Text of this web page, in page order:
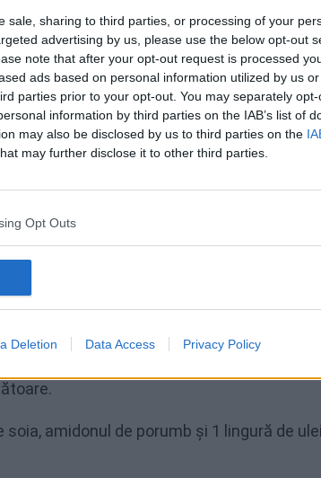
sale, sharing to third parties, or processing of your
advertising by us, please use the below opt-out
note that after your opt-out request is processed
ads based on personal information utilized by us
parties prior to your opt-out. You may separately
information by third parties on the IAB’s list of
may also be disclosed by us to third parties on the
may further disclose it to other third parties.
Opt Outs
Deletion Data Access Privacy Policy
legumele: ardeii, morcovii și ceapa. Taie
amidonul de porumb și 1 lingură de